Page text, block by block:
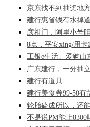
京东找不到抽奖地
建行惠省钱有水掉
彦祖门，阿里小号
8点，平安xing/用卡
工银e生活。爱购山
广东建行，一分抽
建行有道具
建行美食券99-50有
轮胎磕成所以，还
不是说PM能上8300